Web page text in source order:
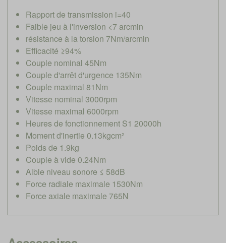
Rapport de transmission i=40
Faible jeu à l'inversion <7 arcmin
résistance à la torsion 7Nm/arcmin
Efficacité ≥94%
Couple nominal 45Nm
Couple d'arrêt d'urgence 135Nm
Couple maximal 81Nm
Vitesse nominal 3000rpm
Vitesse maximal 6000rpm
Heures de fonctionnement S1 20000h
Moment d'inertie 0.13kgcm²
Poids de 1.9kg
Couple à vide 0.24Nm
Aible niveau sonore ≤ 58dB
Force radiale maximale 1530Nm
Force axiale maximale 765N